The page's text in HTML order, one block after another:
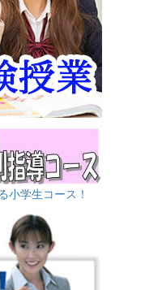
小学生コース！